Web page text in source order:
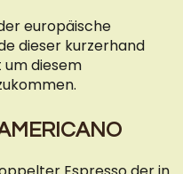
europäische
dieser kurzerhand
diesem